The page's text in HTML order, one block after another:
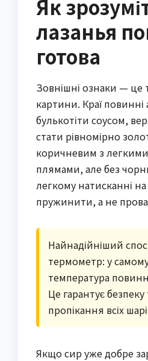
Як
лазанья
готова
Зовнішні ознаки — це
картини. Краї
булькотіти соусом,
стати рівномірно
коричневим з
плямами, але без
легкому натисканні
пружинити, а не
Найнадійніший
термометр: у
температура
Це гарантує
пропікання всіх
Якщо сир уже добре